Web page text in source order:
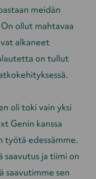
meidän
ollut mahtavaa
alkaneet
on tullut
oli toki vain yksi
Genin kanssa
työtä edessämme.
ja tiimi on
sen